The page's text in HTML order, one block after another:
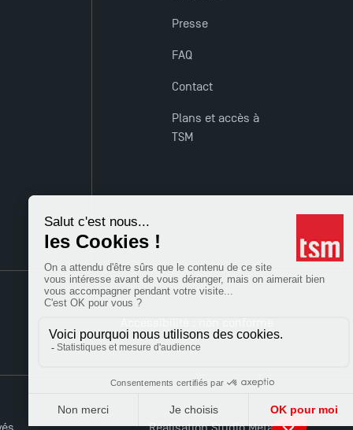
Presse
FAQ
Contact
Plans et accès à
TSM